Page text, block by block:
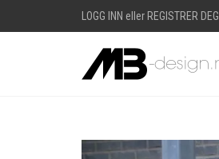
LOGG INN eller REGISTRER DEG